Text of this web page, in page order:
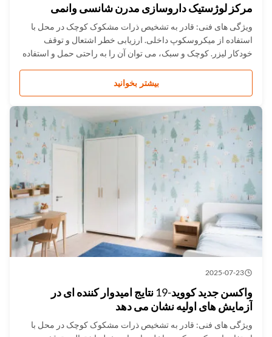
مرکز لوژستیک داروسازی مدرن شانسی وانمی
ویژگی های فنی: قادر به تشخیص ذرات مشکوک کوچک در محل با
استفاده از میکروسکوپ داخلی. ارزیابی خطر اشتعال و توقف
خودکار لیزر. کوچک و سبک، می توان آن را به راحتی حمل و استفاده
پلاستیکی. کتابخانه طیف کلی＞13000 گونه و کتابخانه طیف کالاهای
قاچاق...
بیشتر بخوانید
2025-07-23
واکسن جدید کووید-19 نتایج امیدوار کننده ای در
آزمایش های اولیه نشان می دهد
ویژگی های فنی: قادر به تشخیص ذرات مشکوک کوچک در محل با